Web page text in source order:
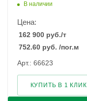
В наличии
Цена:
162 900 руб./т
752.60 руб. /пог.м
Арт.: 66623
КУПИТЬ В 1 КЛИК